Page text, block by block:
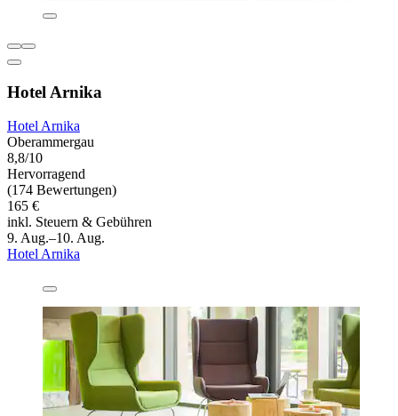
Hotel Arnika
Hotel Arnika
Oberammergau
8,8/10
Hervorragend
(174 Bewertungen)
165 €
inkl. Steuern & Gebühren
9. Aug.–10. Aug.
Hotel Arnika